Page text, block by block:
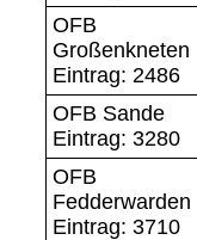
OFB
Großenkneten
Eintrag: 2486
OFB Sande
Eintrag: 3280
OFB
Fedderwarden
Eintrag: 3710